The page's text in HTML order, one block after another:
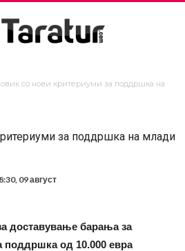
со нови критериуми за поддршка на
за поддршка на млади
09 август
доставување барања за
поддршка од 10.000 евра